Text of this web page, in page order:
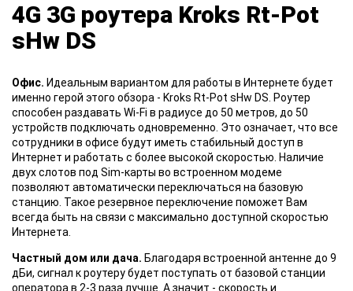
4G 3G роутера Kroks Rt-Pot
sHw DS
Офис. Идеальным вариантом для работы в Интернете будет
именно герой этого обзора - Kroks Rt-Pot sHw DS. Роутер
способен раздавать Wi-Fi в радиусе до 50 метров, до 50
устройств подключать одновременно. Это означает, что все
сотрудники в офисе будут иметь стабильный доступ в
Интернет и работать с более высокой скоростью. Наличие
двух слотов под Sim-карты во встроенном модеме
позволяют автоматически переключаться на базовую
станцию. Такое резервное переключение поможет Вам
всегда быть на связи с максимально доступной скоростью
Интернета.
Частный дом или дача. Благодаря встроенной антенне до 9
дБи, сигнал к роутеру будет поступать от базовой станции
оператора в 2-3 раза лучше. А значит - скорость и